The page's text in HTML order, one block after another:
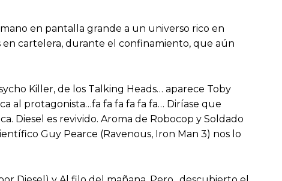
en pantalla grande a un universo rico en
en cartelera, durante el confinamiento, que aún
Killer, de los Talking Heads… aparece Toby
al protagonista…fa fa fa fa fa fa… Diríase que
Diesel es revivido. Aroma de Robocop y Soldado
Guy Pearce (Ravenous, Iron Man 3) nos lo